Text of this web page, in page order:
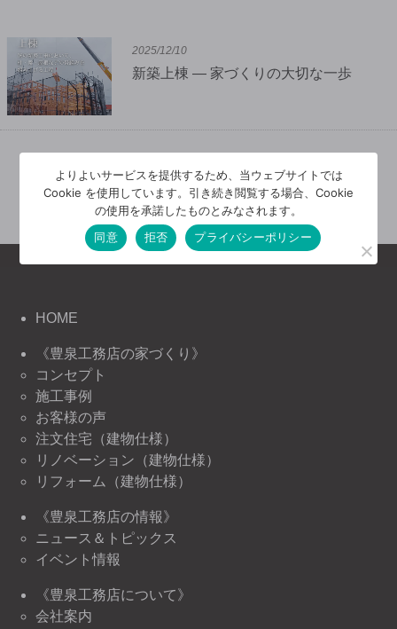
2025/12/10
新築上棟 — 家づくりの大切な一歩
1 / 5 1 2 3 4 5 »
HOME
《豊泉工務店の家づくり》
コンセプト
施工事例
お客様の声
注文住宅（建物仕様）
リノベーション（建物仕様）
リフォーム（建物仕様）
《豊泉工務店の情報》
ニュース＆トピックス
イベント情報
《豊泉工務店について》
会社案内
よりよいサービスを提供するため、当ウェブサイトでは
Cookie を使用しています。引き続き閲覧する場合、Cookie
の使用を承諾したものとみなされます。
同意
拒否 プライバシーポリシー